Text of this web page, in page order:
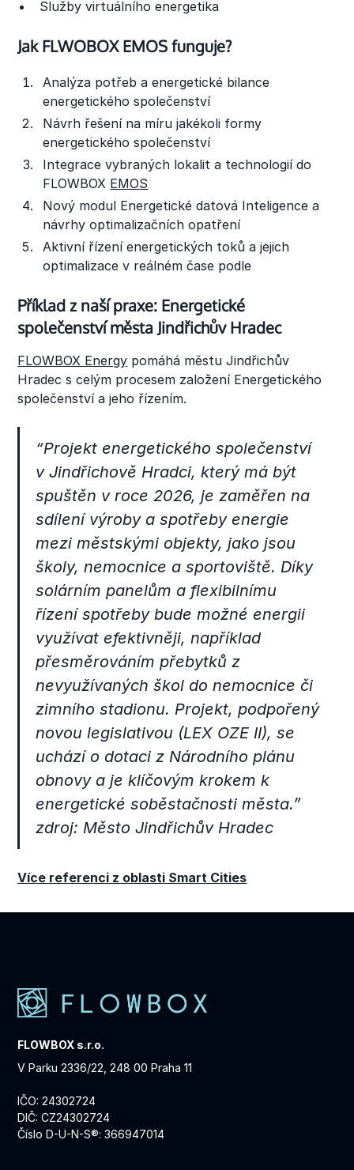
Služby virtuálního energetika
Jak FLWOBOX EMOS funguje?
Analýza potřeb a energetické bilance
energetického společenství
Návrh řešení na míru jakékoli formy
energetického společenství
Integrace vybraných lokalit a technologií do
FLOWBOX EMOS
Nový modul Energetické datová Inteligence a
návrhy optimalizačních opatření
Aktivní řízení energetických toků a jejich
optimalizace v reálném čase podle
Příklad z naší praxe: Energetické
společenství města Jindřichův Hradec
FLOWBOX Energy pomáhá městu Jindřichův
Hradec s celým procesem založení Energetického
společenství a jeho řízením.
“Projekt energetického společenství
v Jindřichově Hradci, který má být
spuštěn v roce 2026, je zaměřen na
sdílení výroby a spotřeby energie
mezi městskými objekty, jako jsou
školy, nemocnice a sportoviště. Díky
solárním panelům a flexibilnímu
řízení spotřeby bude možné energii
využívat efektivněji, například
přesměrováním přebytků z
nevyužívaných škol do nemocnice či
zimního stadionu. Projekt, podpořený
novou legislativou (LEX OZE II), se
uchází o dotaci z Národního plánu
obnovy a je klíčovým krokem k
energetické soběstačnosti města.”
zdroj: Město Jindřichův Hradec
Více referenci z oblasti Smart Cities
FLOWBOX s.r.o.
V Parku 2336/22, 248 00 Praha 11
IČO: 24302724
DIČ: CZ24302724
Číslo D-U-N-S®: 366947014